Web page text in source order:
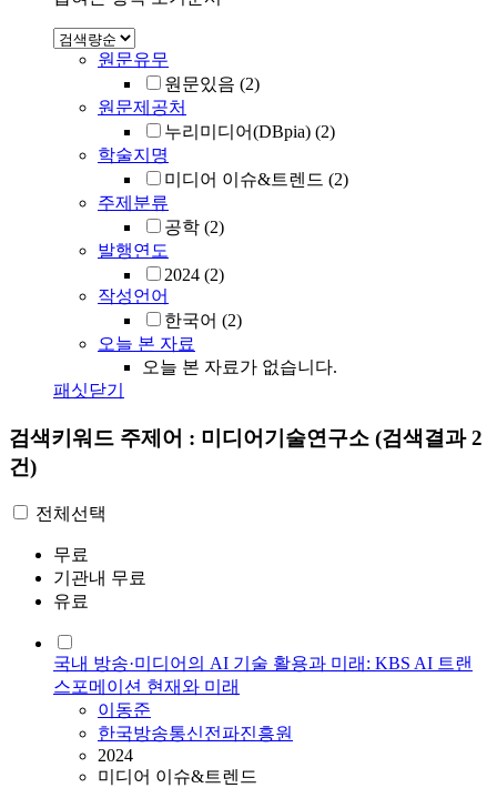
원문유무
원문있음 (2)
원문제공처
누리미디어(DBpia) (2)
학술지명
미디어 이슈&트렌드 (2)
주제분류
공학 (2)
발행연도
2024 (2)
작성언어
한국어 (2)
오늘 본 자료
오늘 본 자료가 없습니다.
패싯닫기
검색키워드 주제어 : 미디어기술연구소 (검색결과 2
건)
전체선택
무료
기관내 무료
유료
국내 방송·미디어의 AI 기술 활용과 미래: KBS AI 트랜
스포메이션 현재와 미래
이동준
한국방송통신전파진흥원
2024
미디어 이슈&트렌드